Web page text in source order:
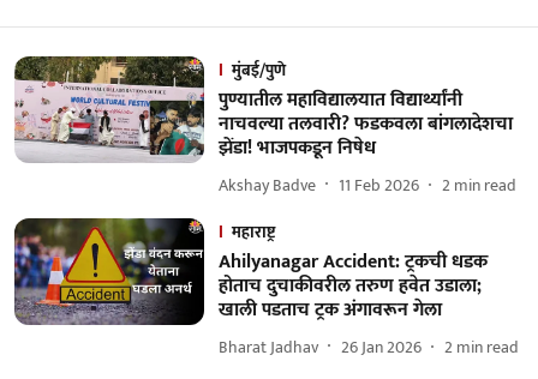
मुंबई/पुणे
पुण्यातील महाविद्यालयात विद्यार्थ्यांनी
नाचवल्या तलवारी? फडकवला बांगलादेशचा
झेंडा! भाजपकडून निषेध
Akshay Badve 11 Feb 2026 2min read
महाराष्ट्र
Ahilyanagar Accident: ट्रकची धडक
होताच दुचाकीवरील तरुण हवेत उडाला;
खाली पडताच ट्रक अंगावरून गेला
Bharat Jadhav 26 Jan 2026 2min read